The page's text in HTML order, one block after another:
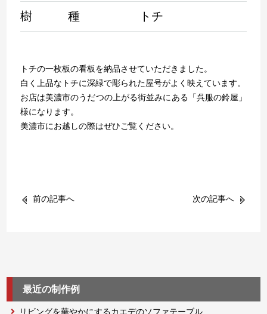
樹 種 トチ
トチの一枚板の看板を納品させていただきました。
白く上品なトチに深緑で彫られた屋号がよく映えています。
お店は美濃市のうだつの上がる街並みにある「呉服の鈴屋」
様になります。
美濃市にお越しの際はぜひご覧ください。
前の記事へ 次の記事へ
最近の制作例
リビングを華やかにするカエデのソファテーブル